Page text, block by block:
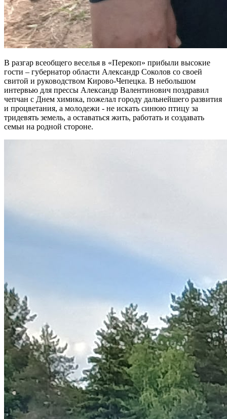
В разгар всеобщего веселья в «Перекоп» прибыли высокие
гости – губернатор области Александр Соколов со своей
свитой и руководством Кирово-Чепецка. В небольшом
интервью для прессы Александр Валентинович поздравил
чепчан с Днем химика, пожелал городу дальнейшего развития
и процветания, а молодежи - не искать синюю птицу за
тридевять земель, а оставаться жить, работать и создавать
семьи на родной стороне.